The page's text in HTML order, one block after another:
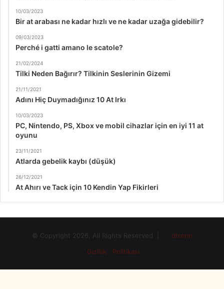
10/03/2023
Bir at arabası ne kadar hızlı ve ne kadar uzağa gidebilir?
09/03/2023
Perché i gatti amano le scatole?
21/02/2024
Tilki Neden Bağırır? Tilkinin Seslerinin Gizemi
21/11/2021
Adını Hiç Duymadığınız 10 At Irkı
10/03/2023
PC, Nintendo, PS, Xbox ve mobil cihazlar için en iyi 11 at
oyunu
23/11/2021
Atlarda gebelik kaybı (düşük)
26/12/2021
At Ahırı ve Tack için 10 Kendin Yap Fikirleri
© Copyright 2026, All Rights Reserved |
dtrenn
Gizlilik Politikası